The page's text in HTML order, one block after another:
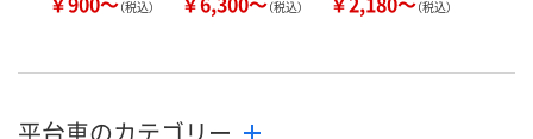
（税込） （税込） （税込）
平台車のカテゴリー